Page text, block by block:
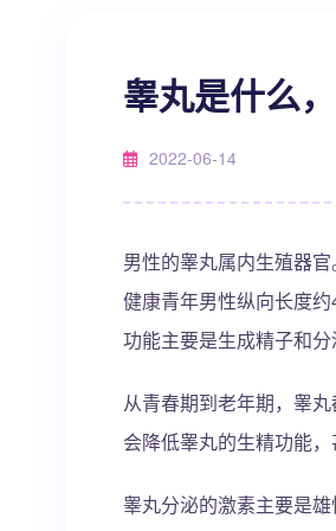
睾丸是什么
2022-06-14
男性的睾丸属内生殖器
健康青年男性纵向长度
功能主要是生成精子和分
从青春期到老年期，睾
会降低睾丸的生精功能，
睾丸分泌的激素主要是